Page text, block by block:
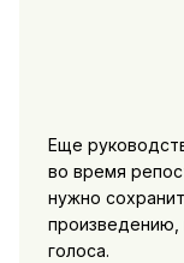
Еще
во время
нужно
произведению,
голоса.